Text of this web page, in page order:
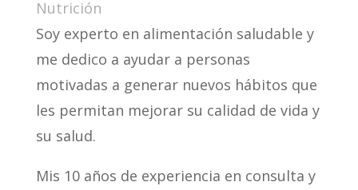
Nutrición
Soy experto en alimentación saludable y
me dedico a ayudar a personas
motivadas a generar nuevos hábitos que
les permitan mejorar su calidad de vida y
su salud.
Mis 10 años de experiencia en consulta y